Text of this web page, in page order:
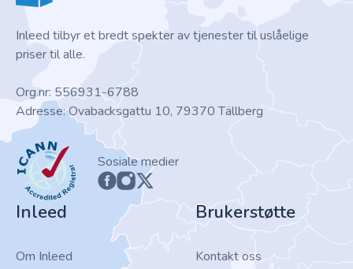
Inleed tilbyr et bredt spekter av tjenester til uslåelige
priser til alle.
Org.nr: 556931-6788
Adresse: Ovabacksgattu 10, 79370 Tällberg
ICANN
Sosiale medier
Inleed
Om Inleed
Brukerstøtte
Kontakt oss